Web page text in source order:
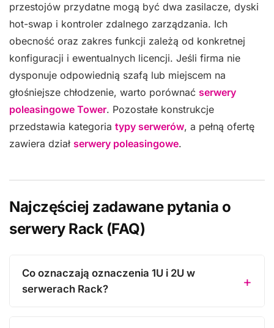
przestojów przydatne mogą być dwa zasilacze, dyski
hot-swap i kontroler zdalnego zarządzania. Ich
obecność oraz zakres funkcji zależą od konkretnej
konfiguracji i ewentualnych licencji. Jeśli firma nie
dysponuje odpowiednią szafą lub miejscem na
głośniejsze chłodzenie, warto porównać serwery
poleasingowe Tower. Pozostałe konstrukcje
przedstawia kategoria typy serwerów, a pełną ofertę
zawiera dział serwery poleasingowe.
Najczęściej zadawane pytania o
serwery Rack (FAQ)
Co oznaczają oznaczenia 1U i 2U w
serwerach Rack?